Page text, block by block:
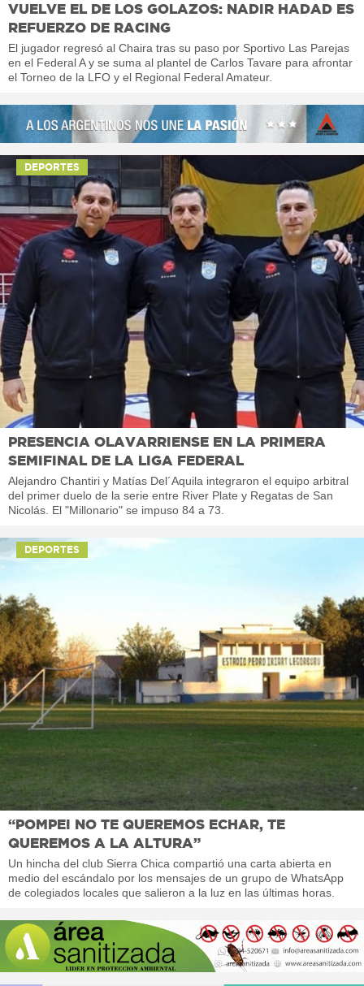
VUELVE EL DE LOS GOLAZOS: NADIR HADAD ES
REFUERZO DE RACING
El jugador regresó al Chaira tras su paso por Sportivo Las Parejas
en el Federal A y se suma al plantel de Carlos Tavare para afrontar
el Torneo de la LFO y el Regional Federal Amateur.
DEPORTES
PRESENCIA OLAVARRIENSE EN LA PRIMERA
SEMIFINAL DE LA LIGA FEDERAL
Alejandro Chantiri y Matías Del´Aquila integraron el equipo arbitral
del primer duelo de la serie entre River Plate y Regatas de San
Nicolás. El "Millonario" se impuso 84 a 73.
DEPORTES
“POMPEI NO TE QUEREMOS ECHAR, TE
QUEREMOS A LA ALTURA”
Un hincha del club Sierra Chica compartió una carta abierta en
medio del escándalo por los mensajes de un grupo de WhatsApp
de colegiados locales que salieron a la luz en las últimas horas.